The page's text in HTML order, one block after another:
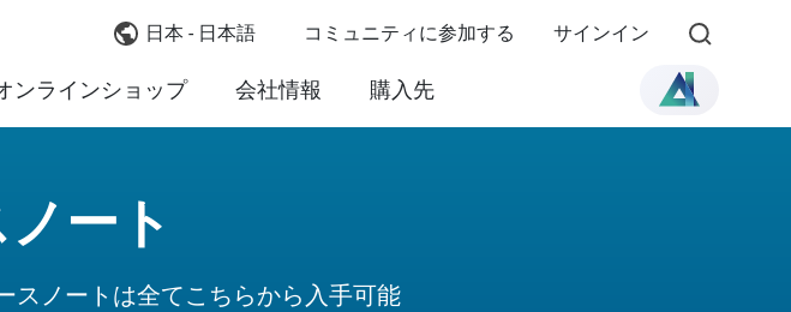
日本 - 日本語 コミュニティに参加する サインイン
ンラインショップ 会社情報 購入先
ート
スノートは全てこちらから入手可能